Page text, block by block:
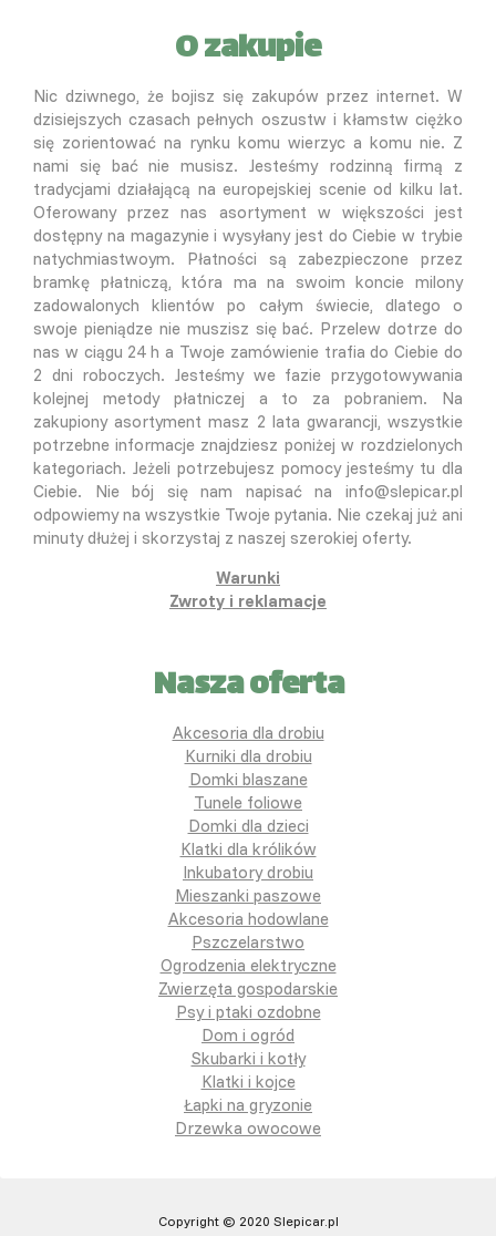
O zakupie
Nic dziwnego, że bojisz się zakupów przez internet. W
dzisiejszych czasach pełnych oszustw i kłamstw ciężko
się zorientować na rynku komu wierzyc a komu nie. Z
nami się bać nie musisz. Jesteśmy rodzinną firmą z
tradycjami działającą na europejskiej scenie od kilku lat.
Oferowany przez nas asortyment w większości jest
dostępny na magazynie i wysyłany jest do Ciebie w trybie
natychmiastwoym. Płatności są zabezpieczone przez
bramkę płatniczą, która ma na swoim koncie milony
zadowalonych klientów po całym świecie, dlatego o
swoje pieniądze nie muszisz się bać. Przelew dotrze do
nas w ciągu 24 h a Twoje zamówienie trafia do Ciebie do
2 dni roboczych. Jesteśmy we fazie przygotowywania
kolejnej metody płatniczej a to za pobraniem. Na
zakupiony asortyment masz 2 lata gwarancji, wszystkie
potrzebne informacje znajdziesz poniżej w rozdzielonych
kategoriach. Jeżeli potrzebujesz pomocy jesteśmy tu dla
Ciebie. Nie bój się nam napisać na info@slepicar.pl
odpowiemy na wszystkie Twoje pytania. Nie czekaj już ani
minuty dłużej i skorzystaj z naszej szerokiej oferty.
Warunki
Zwroty i reklamacje
Nasza oferta
Akcesoria dla drobiu
Kurniki dla drobiu
Domki blaszane
Tunele foliowe
Domki dla dzieci
Klatki dla królików
Inkubatory drobiu
Mieszanki paszowe
Akcesoria hodowlane
Pszczelarstwo
Ogrodzenia elektryczne
Zwierzęta gospodarskie
Psy i ptaki ozdobne
Dom i ogród
Skubarki i kotły
Klatki i kojce
Łapki na gryzonie
Drzewka owocowe
Copyright © 2020 Slepicar.pl